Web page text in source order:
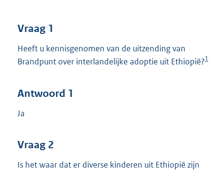
Vraag 1
Heeft u kennisgenomen van de uitzending van
Brandpunt over interlandelijke adoptie uit Ethiopië?1
Antwoord 1
Ja
Vraag 2
Is het waar dat er diverse kinderen uit Ethiopië zijn